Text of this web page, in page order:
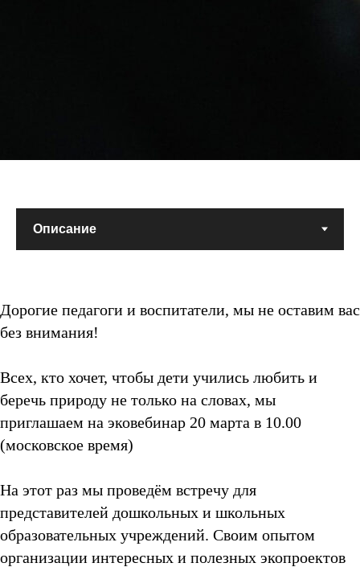
Дорогие педагоги и воспитатели, мы не оставим вас
без внимания!
Всех, кто хочет, чтобы дети учились любить и
беречь природу не только на словах, мы
приглашаем на эковебинар 20 марта в 10.00
(московское время)
На этот раз мы проведём встречу для
представителей дошкольных и школьных
образовательных учреждений. Своим опытом
организации интересных и полезных экопроектов